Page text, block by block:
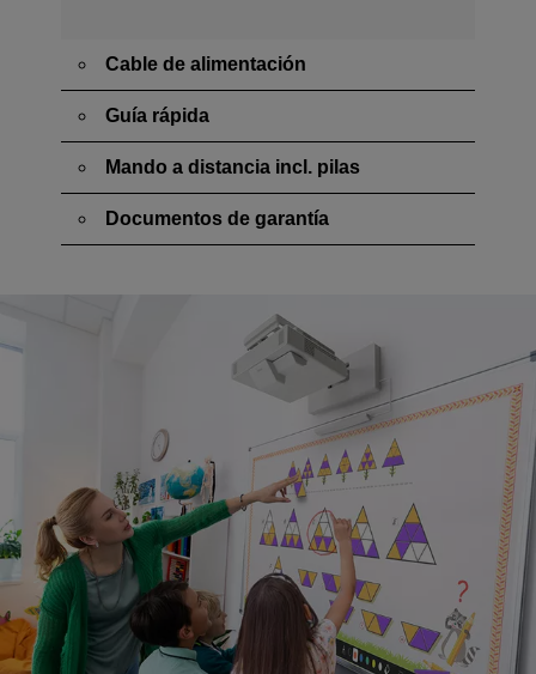
Cable de alimentación
Guía rápida
Mando a distancia incl. pilas
Documentos de garantía